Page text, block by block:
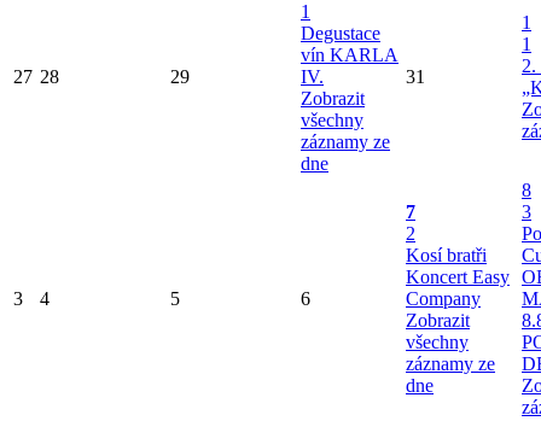
27 28 29
1
Degustace
vín KARLA
IV.
Zobrazit
všechny
záznamy ze
dne
31
1
1
2.
3 4 5 6
7
2
Kosí bratři
Koncert Easy
Company
Zobrazit
všechny
záznamy ze
dne
8
3